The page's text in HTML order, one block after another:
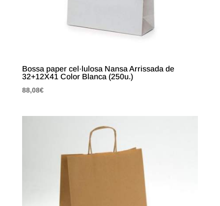
Bossa paper cel·lulosa Nansa Arrissada de
32+12X41 Color Blanca (250u.)
88,08€